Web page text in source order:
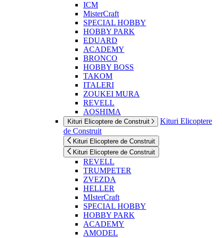
ICM
MisterCraft
SPECIAL HOBBY
HOBBY PARK
EDUARD
ACADEMY
BRONCO
HOBBY BOSS
TAKOM
ITALERI
ZOUKEI MURA
REVELL
AOSHIMA
Kituri Elicoptere de Construit
Kituri Elicoptere
de Construit
Kituri Elicoptere de Construit
Kituri Elicoptere de Construit
REVELL
TRUMPETER
ZVEZDA
HELLER
MIsterCraft
SPECIAL HOBBY
HOBBY PARK
ACADEMY
AMODEL